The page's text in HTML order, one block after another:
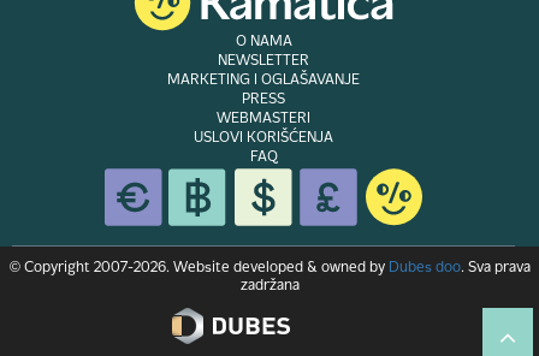
O NAMA
NEWSLETTER
MARKETING I OGLAŠAVANJE
PRESS
WEBMASTERI
USLOVI KORIŠĆENJA
FAQ
© Copyright 2007-2026. Website developed & owned by Dubes doo. Sva prava
zadržana